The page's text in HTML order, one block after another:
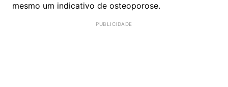
mesmo um indicativo de osteoporose.